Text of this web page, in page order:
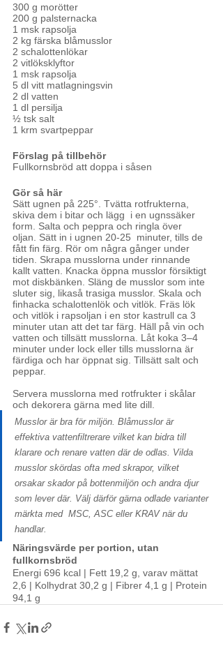
300 g morötter
200 g palsternacka
1 msk rapsolja
2 kg färska blåmusslor
2 schalottenlökar
2 vitlöksklyftor
1 msk rapsolja
5 dl vitt matlagningsvin
2 dl vatten
1 dl persilja
½ tsk salt
1 krm svartpeppar
Förslag på tillbehör
Fullkornsbröd att doppa i såsen
Gör så här
Sätt ugnen på 225°. Tvätta rotfrukterna,
skiva dem i bitar och lägg  i en ugnssäker
form. Salta och peppra och ringla över
oljan. Sätt in i ugnen 20-25  minuter, tills de
fått fin färg. Rör om några gånger under
tiden. Skrapa musslorna under rinnande
kallt vatten. Knacka öppna musslor försiktigt
mot diskbänken. Släng de musslor som inte
sluter sig, likaså trasiga musslor. Skala och
finhacka schalottenlök och vitlök. Fräs lök
och vitlök i rapsoljan i en stor kastrull ca 3
minuter utan att det tar färg. Häll på vin och
vatten och tillsätt musslorna. Låt koka 3–4
minuter under lock eller tills musslorna är
färdiga och har öppnat sig. Tillsätt salt och
peppar.
Servera musslorna med rotfrukter i skålar
och dekorera gärna med lite dill.
Musslor är bra för miljön. Blåmusslor är
effektiva vattenfiltrerare vilket kan bidra till
klarare och renare vatten där de odlas. Vilda
musslor skördas ofta med skrapor, vilket
orsakar skador på bottenmiljön och andra djur
som lever där. Välj därför gärna odlade varianter
märkta med  MSC, ASC eller KRAV när du
handlar.
Näringsvärde per portion, utan
fullkornsbröd
Energi 696 kcal | Fett 19,2 g, varav mättat
2,6 | Kolhydrat 30,2 g | Fibrer 4,1 g | Protein
94,1 g